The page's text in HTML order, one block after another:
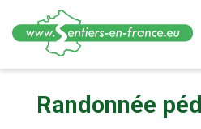
contenuRandonnée